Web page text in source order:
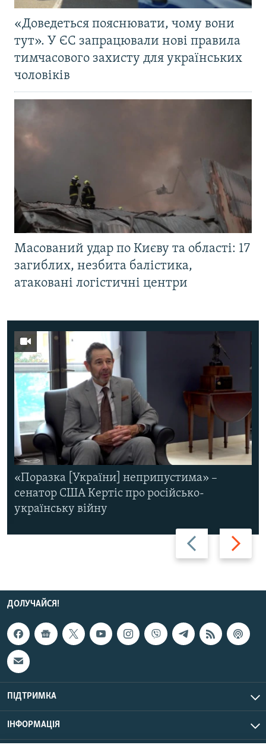
«Доведеться пояснювати, чому вони
тут». У ЄС запрацювали нові правила
тимчасового захисту для українських
чоловіків
Масований удар по Києву та області: 17
загиблих, незбита балістика,
атаковані логістичні центри
Назад Вперед
«Поразка [України] неприпустима» –
сенатор США Кертіс про російсько-
українську війну
ДОЛУЧАЙСЯ!
ПІДТРИМКА
ІНФОРМАЦІЯ